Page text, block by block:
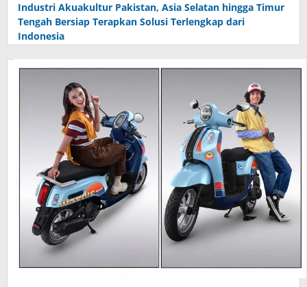
Industri Akuakultur Pakistan, Asia Selatan hingga Timur
Tengah Bersiap Terapkan Solusi Terlengkap dari
Indonesia